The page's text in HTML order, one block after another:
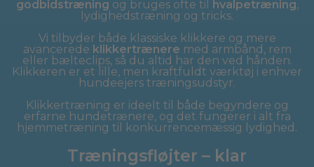
godbidstræning og bruges ofte til hvalpetræning,
lydighedstræning og tricks.
Vi tilbyder både klassiske klikkere og mere
avancerede klikkertrænere med armbånd, rem
eller bælteclips, så du altid har den ved hånden.
Klikkeren er et lille, men kraftfuldt værktøj i enhver
hundeejers træningsudstyr.
Klikkertræning er ideelt til både begyndere og
erfarne hundetrænere, og det fungerer i alt fra
hjemmetræning til konkurrencemæssig lydighed.
Træningsfløjter – klar